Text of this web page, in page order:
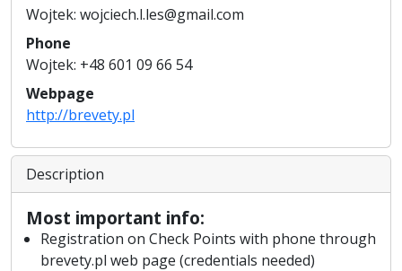
Wojtek: wojciech.l.les@gmail.com
Phone
Wojtek: +48 601 09 66 54
Webpage
http://brevety.pl
Description
Most important info:
Registration on Check Points with phone through
brevety.pl web page (credentials needed)